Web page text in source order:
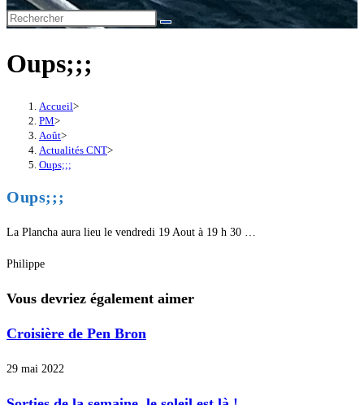
website
search
Oups;;;
Accueil>
PM>
Août>
Actualités CNT>
Oups;;;
Oups;;;
La Plancha aura lieu le vendredi 19 Aout à 19 h 30 …
Philippe
Vous devriez également aimer
Croisière de Pen Bron
29 mai 2022